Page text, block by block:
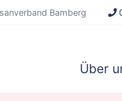
Bamberg
Über